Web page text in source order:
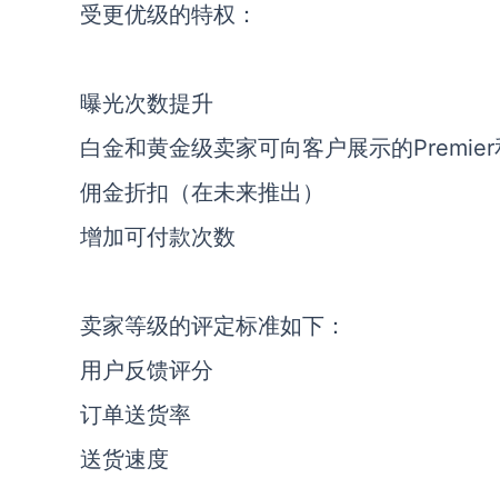
受更优级的特权：
曝光次数提升
白金和黄金级卖家可向客户展示的
佣金折扣（在未来推出）
增加可付款次数
卖家等级的评定标准如下：
用户反馈评分
订单送货率
送货速度